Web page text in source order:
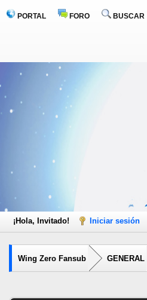
PORTAL FORO BUSCAR
¡Hola, Invitado! Iniciar sesión
Wing Zero Fansub GENERAL